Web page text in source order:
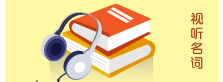
12345网上接诉即办 我要咨询 我要建议
参与调查 在线访谈 图说互动